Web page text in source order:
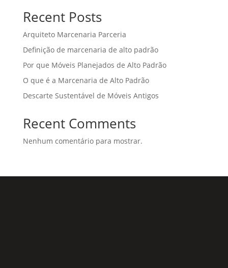
Recent Posts
Arquiteto Marcenaria Parceria
Definição de marcenaria de alto padrão
Por que Móveis Planejados de Alto Padrão
O que é a Marcenaria de Alto Padrão
Descarte Sustentável de Móveis Antigos
Recent Comments
Nenhum comentário para mostrar.